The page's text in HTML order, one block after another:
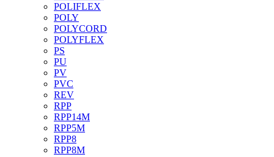
POLIFLEX
POLY
POLYCORD
POLYFLEX
PS
PU
PV
PVC
REV
RPP
RPP14M
RPP5M
RPP8
RPP8M